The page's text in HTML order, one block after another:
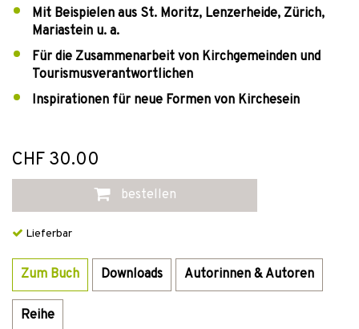
Mit Beispielen aus St. Moritz, Lenzerheide, Zürich,
Mariastein u. a.
Für die Zusammenarbeit von Kirchgemeinden und
Tourismusverantwortlichen
Inspirationen für neue Formen von Kirchesein
CHF 30.00
bestellen
Lieferbar
Zum Buch Downloads Autorinnen & Autoren
Reihe